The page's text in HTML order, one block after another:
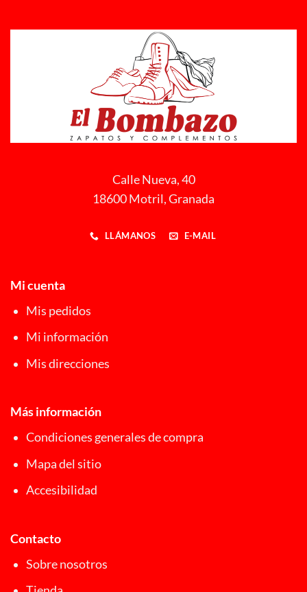
Calle Nueva, 40
18600 Motril, Granada
LLÁMANOS E-MAIL
Mi cuenta
Mis pedidos
Mi información
Mis direcciones
Más información
Condiciones generales de compra
Mapa del sitio
Accesibilidad
Contacto
Sobre nosotros